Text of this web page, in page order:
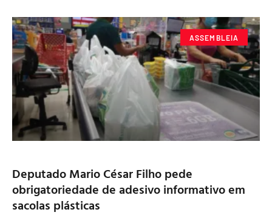
ASSEMBLEIA
Deputado Mario César Filho pede
obrigatoriedade de adesivo informativo em
sacolas plásticas